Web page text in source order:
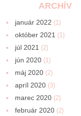
ARCHÍV
január 2022 (1)
október 2021 (1)
júl 2021 (2)
jún 2020 (1)
máj 2020 (2)
apríl 2020 (3)
marec 2020 (2)
február 2020 (2)